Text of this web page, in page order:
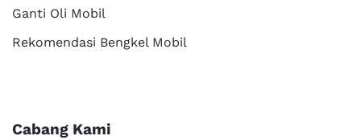
Ganti Oli Mobil
Rekomendasi Bengkel Mobil
Cabang Kami